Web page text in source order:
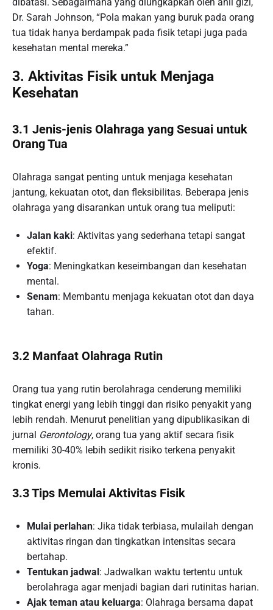
Dr. Sarah Johnson, “Pola makan yang buruk pada orang
tua tidak hanya berdampak pada fisik tetapi juga pada
kesehatan mental mereka.”
3. Aktivitas Fisik untuk Menjaga
Kesehatan
3.1 Jenis-jenis Olahraga yang Sesuai untuk
Orang Tua
Olahraga sangat penting untuk menjaga kesehatan
jantung, kekuatan otot, dan fleksibilitas. Beberapa jenis
olahraga yang disarankan untuk orang tua meliputi:
Jalan kaki: Aktivitas yang sederhana tetapi sangat
efektif.
Yoga: Meningkatkan keseimbangan dan kesehatan
mental.
Senam: Membantu menjaga kekuatan otot dan daya
tahan.
3.2 Manfaat Olahraga Rutin
Orang tua yang rutin berolahraga cenderung memiliki
tingkat energi yang lebih tinggi dan risiko penyakit yang
lebih rendah. Menurut penelitian yang dipublikasikan di
jurnal Gerontology, orang tua yang aktif secara fisik
memiliki 30-40% lebih sedikit risiko terkena penyakit
kronis.
3.3 Tips Memulai Aktivitas Fisik
Mulai perlahan: Jika tidak terbiasa, mulailah dengan
aktivitas ringan dan tingkatkan intensitas secara
bertahap.
Tentukan jadwal : Jadwalkan waktu tertentu untuk
berolahraga agar menjadi bagian dari rutinitas harian.
Ajak teman atau keluarga: Olahraga bersama dapat